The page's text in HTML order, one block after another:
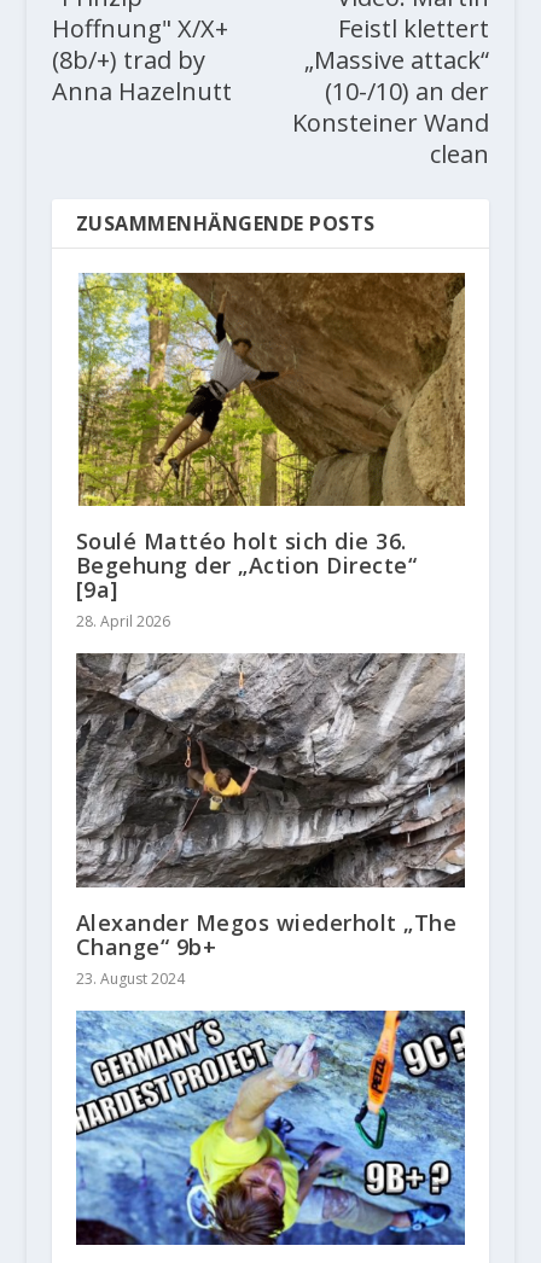
Hoffnung" X/X+
(8b/+) trad by
Anna Hazelnutt
Feistl klettert
„Massive attack“
(10-/10) an der
Konsteiner Wand
clean
ZUSAMMENHÄNGENDE POSTS
Soulé Mattéo holt sich die 36.
Begehung der „Action Directe“
[9a]
28. April 2026
Alexander Megos wiederholt „The
Change“ 9b+
23. August 2024